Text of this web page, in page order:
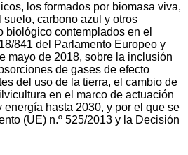
los formados por biomasa viva,
carbono azul y otros
biológico contemplados en el
841 del Parlamento Europeo y
mayo de 2018, sobre la inclusión
de gases de efecto
del uso de la tierra, el cambio de
en el marco de actuación
energía hasta 2030, y por el que se
(UE) n.º 525/2013 y la Decisión